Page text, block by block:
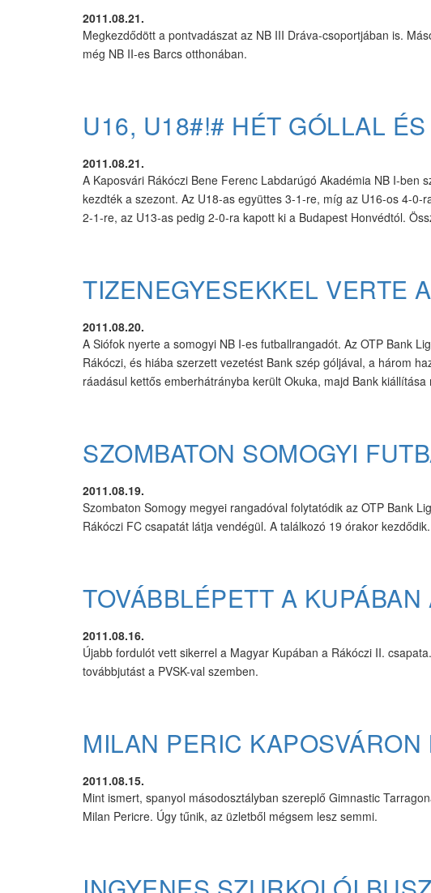
2011.08.21.
Megkezdődött a pontvadászat az NB III Dráva-csoportjában is.
még NB II-es Barcs otthonában.
U16, U18#!# HÉT GÓLLAL
2011.08.21.
A Kaposvári Rákóczi Bene Ferenc Labdarúgó Akadémia NB I-ben
kezdték a szezont. Az U18-as együttes 3-1-re, míg az U16-os 4-
2-1-re, az U13-as pedig 2-0-ra kapott ki a Budapest Honvédtól.
TIZENEGYESEKKEL VERTE
2011.08.20.
A Siófok nyerte a somogyi NB I-es futballrangadót. Az OTP Bank
Rákóczi, és hiába szerzett vezetést Bank szép góljával, a három
ráadásul kettős emberhátrányba került Okuka, majd Bank kiállítása
SZOMBATON SOMOGYI
2011.08.19.
Szombaton Somogy megyei rangadóval folytatódik az OTP Bank
Rákóczi FC csapatát látja vendégül. A találkozó 19 órakor kezdődik.
TOVÁBBLÉPETT A
2011.08.16.
Újabb fordulót vett sikerrel a Magyar Kupában a Rákóczi II.
továbbjutást a PVSK-val szemben.
MILAN PERIC KAPOSVÁRON
2011.08.15.
Mint ismert, spanyol másodosztályban szereplő Gimnastic
Milan Pericre. Úgy tűnik, az üzletből mégsem lesz semmi.